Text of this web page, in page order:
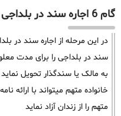
گام 6 اجاره سند در بلداجی (دریافت نامه آزادی)
در این مرحله از اجاره سند در
سند در بلداجی را برای مدت
به مالک یا سندگذار تحویل
خانواده متهم میتواند با ارائه
متهم را از زندان آزاد نماید